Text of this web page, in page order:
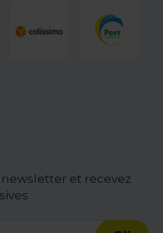
et recevez